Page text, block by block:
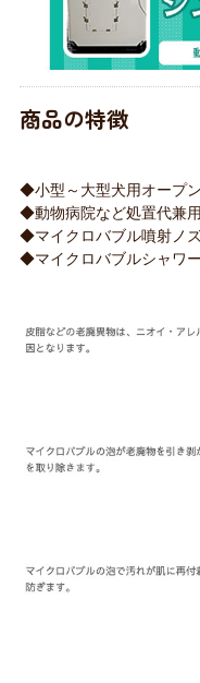
商品の特徴
◆小型～大型犬用オープ
◆動物病院など処置代兼
◆マイクロバブル噴射ノ
◆マイクロバブルシャワ